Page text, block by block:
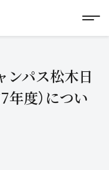
メ
ンパス松木日
年度）につい